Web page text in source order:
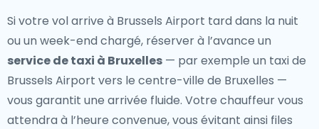
Si votre vol arrive à Brussels Airport tard dans la nuit
ou un week-end chargé, réserver à l’avance un
service de taxi à Bruxelles — par exemple un taxi de
Brussels Airport vers le centre-ville de Bruxelles —
vous garantit une arrivée fluide. Votre chauffeur vous
attendra à l’heure convenue, vous évitant ainsi files